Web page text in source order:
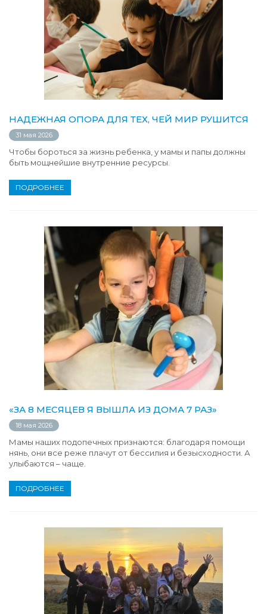
НАДЕЖНАЯ ОПОРА ДЛЯ ТЕХ, ЧЕЙ МИР РУШИТСЯ
31 мая 2026
Чтобы бороться за жизнь ребенка, у мамы и папы должны
быть мощнейшие внутренние ресурсы.
ПОДРОБНЕЕ
«ЗА 8 МЕСЯЦЕВ Я ВЫШЛА ИЗ ДОМА 7 РАЗ»
18 мая 2026
Мамы наших подопечных признаются: благодаря помощи
нянь, они все реже плачут от бессилия и безысходности. А
улыбаются – чаще.
ПОДРОБНЕЕ